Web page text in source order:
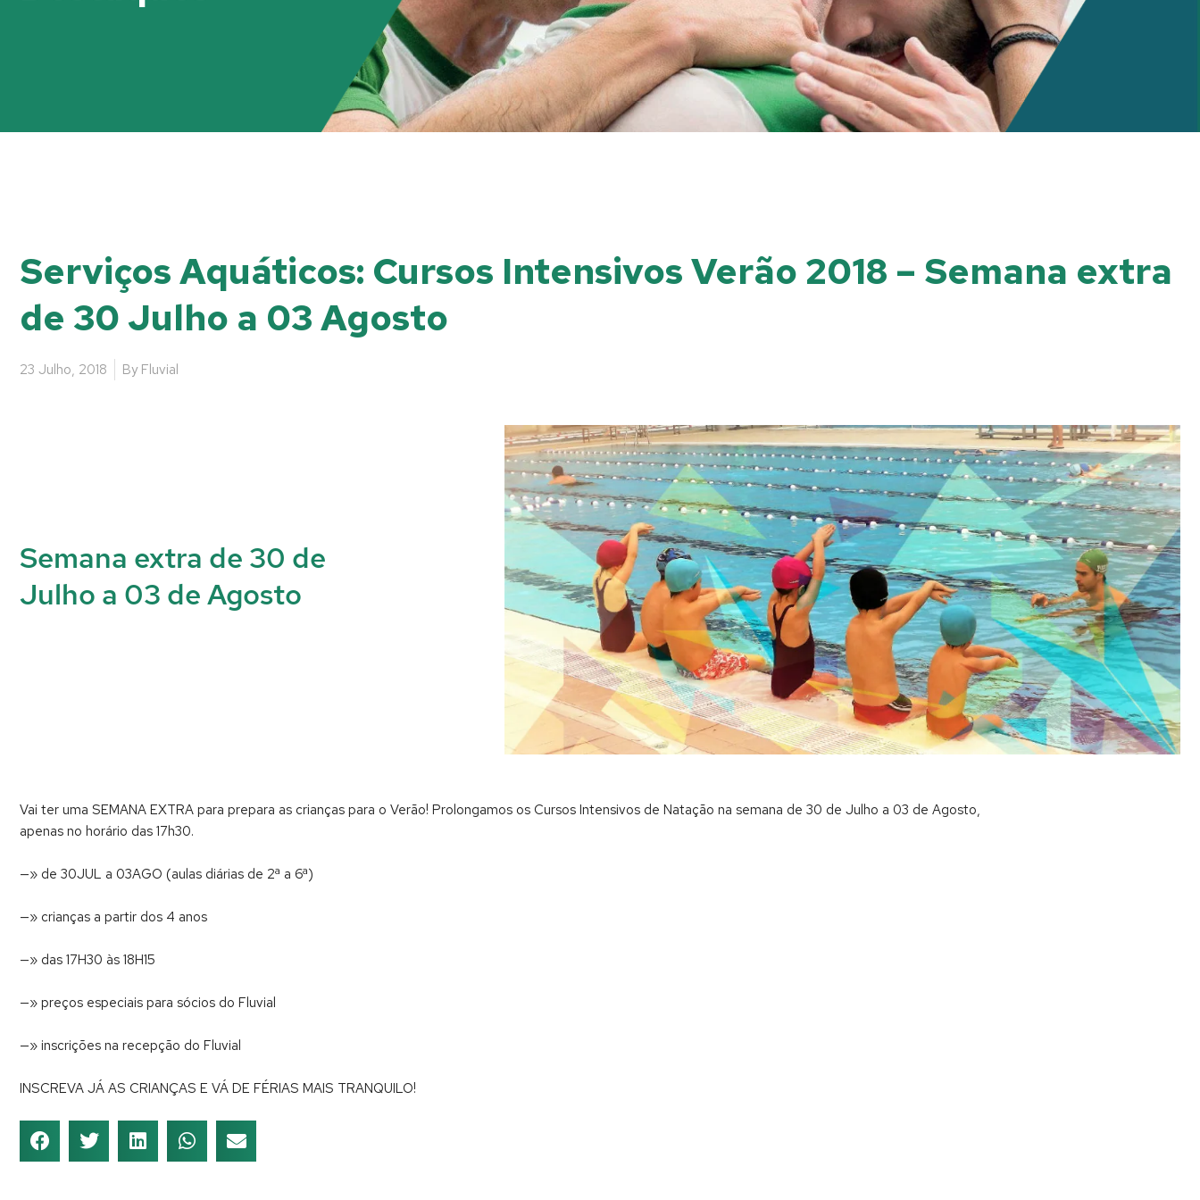
Serviços Aquáticos: Cursos Intensivos Verão 2018 – Semana extra
de 30 Julho a 03 Agosto
23 Julho, 2018 By Fluvial
Semana extra de 30 de
Julho a 03 de Agosto
Vai ter uma SEMANA EXTRA para prepara as crianças para o Verão! Prolongamos os Cursos Intensivos de Natação na semana de 30 de Julho a 03 de Agosto,
apenas no horário das 17h30.
—» de 30JUL a 03AGO (aulas diárias de 2ª a 6ª)
—» crianças a partir dos 4 anos
—» das 17H30 às 18H15
—» preços especiais para sócios do Fluvial
—» inscrições na recepção do Fluvial
INSCREVA JÁ AS CRIANÇAS E VÁ DE FÉRIAS MAIS TRANQUILO!